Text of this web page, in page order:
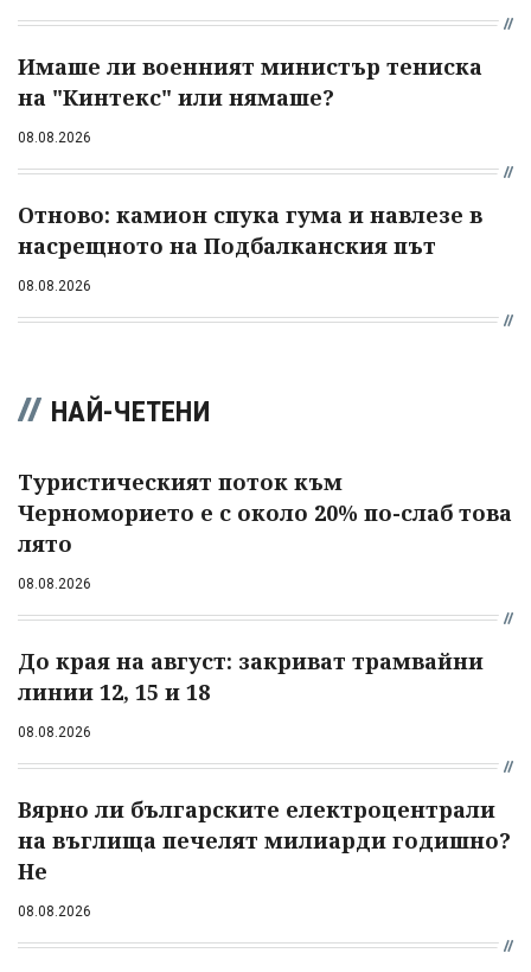
Имаше ли военният министър тениска
на "Кинтекс" или нямаше?
08.08.2026
Отново: камион спука гума и навлезе в
насрещното на Подбалканския път
08.08.2026
НАЙ-ЧЕТЕНИ
Туристическият поток към
Черноморието е с около 20% по-слаб това
лято
08.08.2026
До края на август: закриват трамвайни
линии 12, 15 и 18
08.08.2026
Вярно ли българските електроцентрали
на въглища печелят милиарди годишно?
Не
08.08.2026